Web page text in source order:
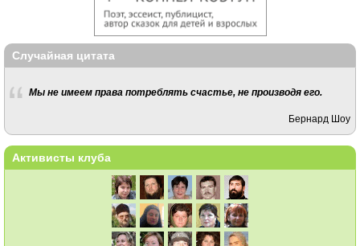
Случайная цитата
Мы не имеем права потреблять счастье, не производя его.
Бернард Шоу
Активисты клуба